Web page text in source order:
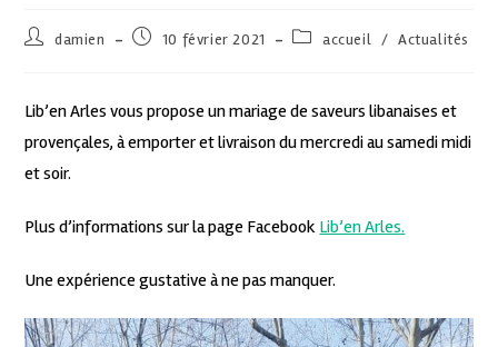
damien 10 février 2021 accueil / Actualités
Lib’en Arles vous propose un mariage de saveurs libanaises et
provençales, à emporter et livraison du mercredi au samedi midi
et soir.
Plus d’informations sur la page Facebook Lib’en Arles.
Une expérience gustative à ne pas manquer.